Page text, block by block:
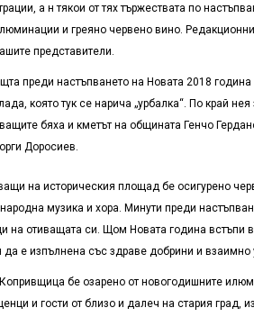
а н тякои от тях тържествата по
и греяно червено вино.
представители.
преди настъпването на Новата 2018
която тук се нарича „урбалка“. По край
бяха и кметът на общината Генчо
Доросиев.
на историческия площад бе осигурено
музика и хора. Минути преди
на отиващата си. Щом Новата година встъпи
да е изпълнена със здраве добрини и
бе озарено от новогодишните
и гости от близо и далеч на стария град,